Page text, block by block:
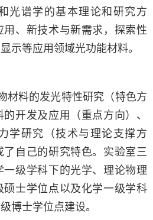
光谱学的基本理论和研究方
、新技术与新需求，探索性
示等应用领域光功能材料。
材料的发光特性研究（特色方
开发及应用（重点方向）、
学研究（技术与理论支撑方
自己的研究特色。 实验室三
级学科下的光学、理论物理
士学位点以及化学一级学科
博士学位点建设。